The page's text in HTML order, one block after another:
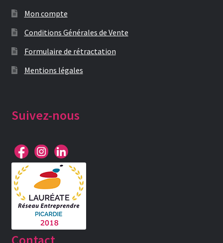
Mon compte
Conditions Générales de Vente
Formulaire de rétractation
Mentions légales
Suivez-nous
Contact